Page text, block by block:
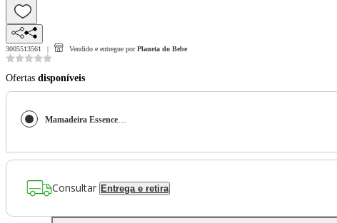
3005513561 Vendido e entregue por Planeta do Bebe
Ofertas disponíveis
Mamadeira Essence Smart Flow 270ml Bico 6m+ Branca NUK
Consultar Entrega e retira